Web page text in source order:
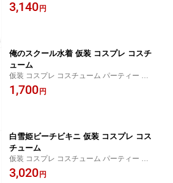
ロウィン パーティーグッズ 宴会 イベント
3,140円
俺のスクール水着 仮装 コスプレ コスチ
ューム
仮装 コスプレ コスチューム パーティー ハ
ロウィン パーティーグッズ 宴会 イベント
1,700円
白雪姫ビーチビキニ 仮装 コスプレ コス
チューム
仮装 コスプレ コスチューム パーティー ハ
ロウィン パーティーグッズ 宴会 イベント
3,020円